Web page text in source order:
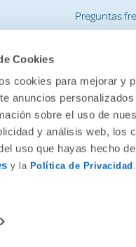
Cookies
cookies para mejorar y
anuncios
sobre el uso de
y análisis web, los
uso que hayas hecho
y la Política de Privacidad .
Preguntas
reservados.